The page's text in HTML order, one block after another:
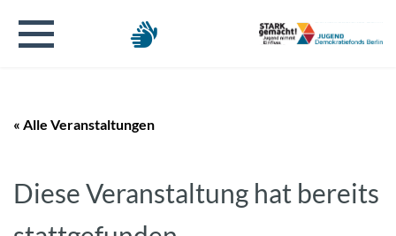
« Alle Veranstaltungen
Diese Veranstaltung hat bereits